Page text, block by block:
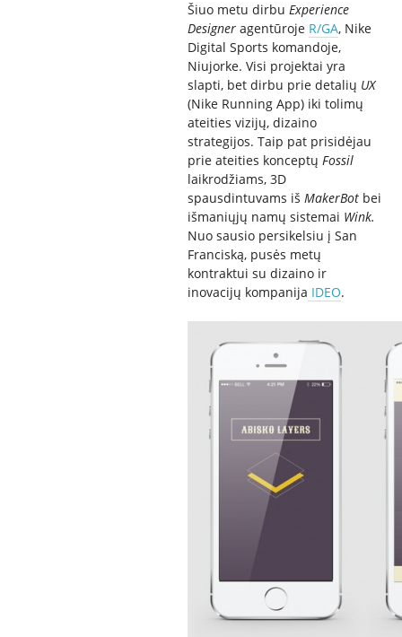
Šiuo metu dirbu Experience
Designeragentūroje R/GA, Nike
Digital Sports komandoje,
Niujorke. Visi projektai yra
slapti, bet dirbu prie detalių UX
(Nike Running App) iki tolimų
ateities vizijų, dizaino
strategijos. Taip pat prisidėjau
prie ateities konceptų Fossil
laikrodžiams, 3D
spausdintuvams iš MakerBot bei
išmaniųjų namų sistemai Wink.
Nuo sausio persikelsiu į San
Franciską, pusės metų
kontraktui su dizaino ir
inovacijų kompanija IDEO.